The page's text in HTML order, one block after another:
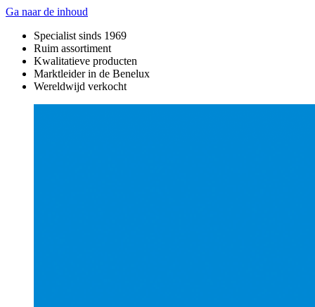
Ga naar de inhoud
Specialist sinds 1969
Ruim assortiment
Kwalitatieve producten
Marktleider in de Benelux
Wereldwijd verkocht